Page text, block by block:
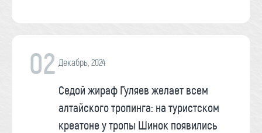
02 Декабрь, 2024
Седой жираф Гуляев желает всем
алтайского тропинга: на туристском
креатоне у тропы Шинок появились